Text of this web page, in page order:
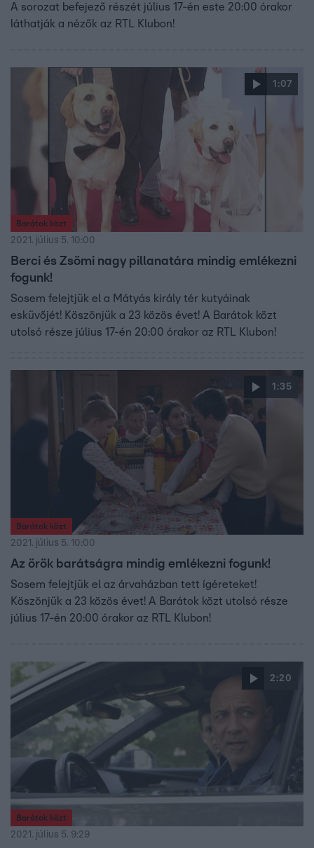
A sorozat befejező részét július 17-én este 20:00 órakor
láthatják a nézők az RTL Klubon!
1:07
Barátok közt
2021. július 5. 10:00
Berci és Zsömi nagy pillanatára mindig emlékezni
fogunk!
Sosem felejtjük el a Mátyás király tér kutyáinak
esküvőjét! Köszönjük a 23 közös évet! A Barátok közt
utolsó része július 17-én 20:00 órakor az RTL Klubon!
1:35
Barátok közt
2021. július 5. 10:00
Az örök barátságra mindig emlékezni fogunk!
Sosem felejtjük el az árvaházban tett ígéreteket!
Köszönjük a 23 közös évet! A Barátok közt utolsó része
július 17-én 20:00 órakor az RTL Klubon!
2:20
Barátok közt
2021. július 5. 9:29